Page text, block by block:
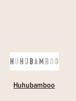
Huhubamboo